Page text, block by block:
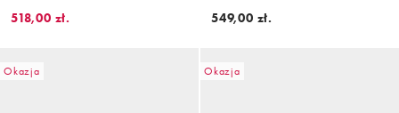
518,00 zł.
z wytłoczonym logo
549,00 zł.
Okazja Okazja